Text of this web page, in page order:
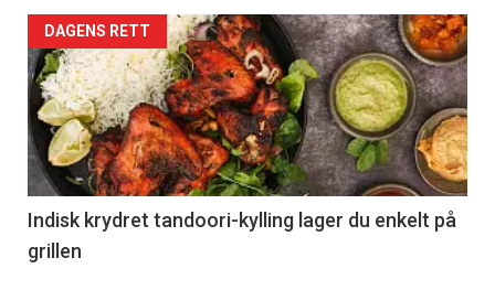
DAGENS RETT
Indisk krydret tandoori-kylling lager du enkelt på
grillen